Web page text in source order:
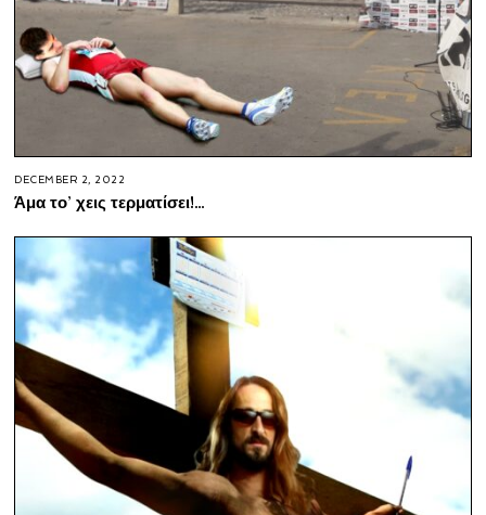
DECEMBER 2, 2022
Άμα το’ χεις τερματίσει!…